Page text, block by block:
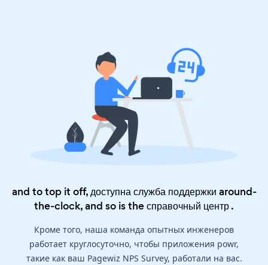
and to top it off, доступна служба поддержки around-
the-clock, and so is theсправочный центр.
Кроме того, наша команда опытных инженеров
работает круглосуточно, чтобы приложения powr,
такие как ваш Pagewiz NPS Survey, работали на вас.